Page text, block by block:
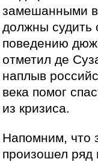
замешанными
должны судить
поведению
отметил де
наплыв
века помог
из кризиса.
Напомним, что
произошел ряд